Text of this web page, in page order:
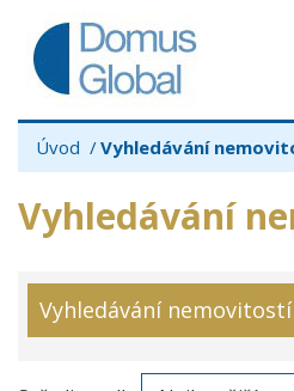
Úvod Vyhledávání
Vyhledávání
Vyhledávání nemovitostí